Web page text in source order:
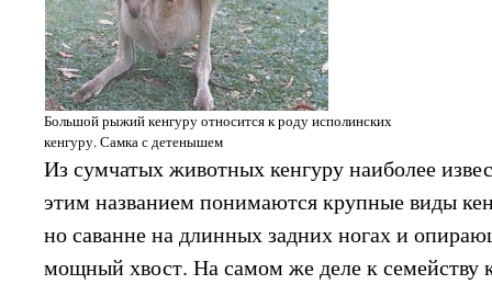
Большой рыжий кенгуру относится к роду исполинских
кенгуру. Самка с детенышем
Из сумчатых животных кенгуру наиболее
этим названием понимаются крупные виды
но саванне на длинных задних ногах и
мощный хвост. На самом же деле к семейству